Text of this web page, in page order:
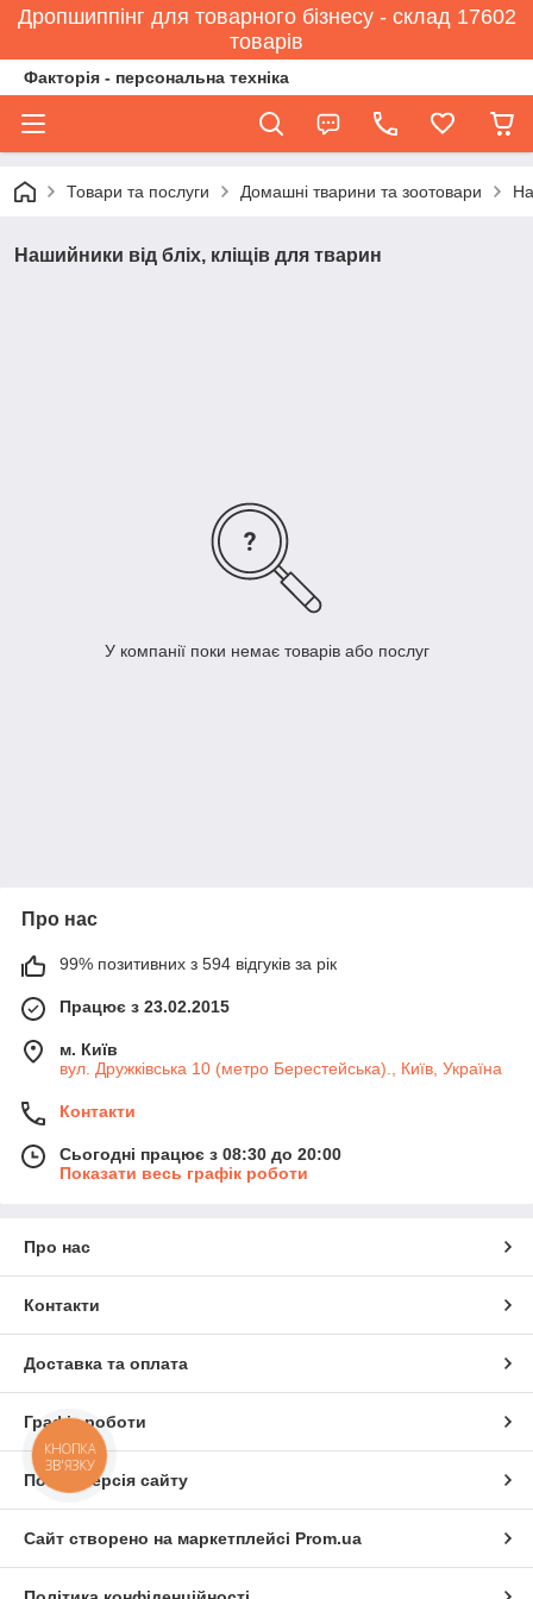
Дропшиппінг для товарного бізнесу - склад 17602
товарів
Факторія - персональна техніка
Товари та послуги Домашні тварини та зоотовари
Нашийники від бліх, кліщів для тварин
У компанії поки немає товарів або послуг
Про нас
99% позитивних з 594 відгуків за рік
Працює з 23.02.2015
м. Київ
вул. Дружківська 10 (метро Берестейська)., Київ, Україна
Контакти
Сьогодні працює з 08:30 до 20:00
Показати весь графік роботи
Про нас
Контакти
Доставка та оплата
Графік роботи
Повна версія сайту
Сайт створено на маркетплейсі Prom.ua
КНОПКА
ЗВ'ЯЗКУ